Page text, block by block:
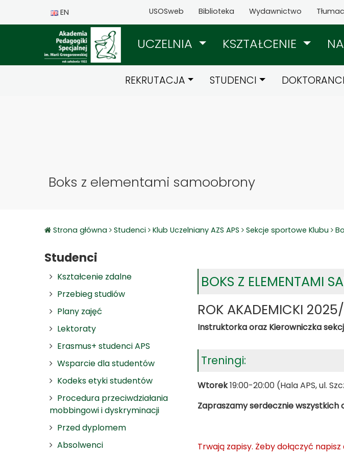
EN USOSweb Biblioteka Wydawnictwo
UCZELNIA KSZTAŁCENIE
REKRUTACJA STUDENCI DOKTORANCI
Boks z elementami samoobrony
Strona główna Studenci Klub Uczelniany AZS APS Sekcje sportowe Klubu
Studenci
Kształcenie zdalne
Przebieg studiów
Plany zajęć
Lektoraty
Erasmus+ studenci APS
Wsparcie dla studentów
Kodeks etyki studentów
Procedura przeciwdziałania
mobbingowi i dyskryminacji
Przed dyplomem
Absolwenci
BOKS Z ELEMENTAMI
ROK AKADEMICKI
Instruktorka oraz Kierowniczka
Treningi:
Wtorek19:00-20:00 (Hala APS, ul.
Zapraszamy serdecznie wszystkich
Trwają zapisy. Żeby dołączyć